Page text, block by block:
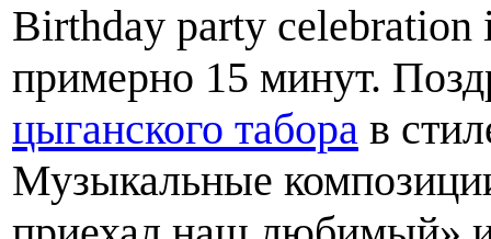
Birthday party
примерно 15 минут.
цыганского табора в
Музыкальные